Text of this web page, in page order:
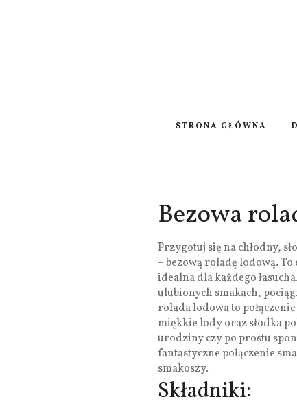
STRONA GŁÓWNA
Bezowa
Przygotuj się na chłodny,
– bezową roladę lodową.
idealna dla każdego
ulubionych smakach,
rolada lodowa to
miękkie lody oraz słodka
urodziny czy po prostu
fantastyczne połączenie
smakoszy.
Składniki: